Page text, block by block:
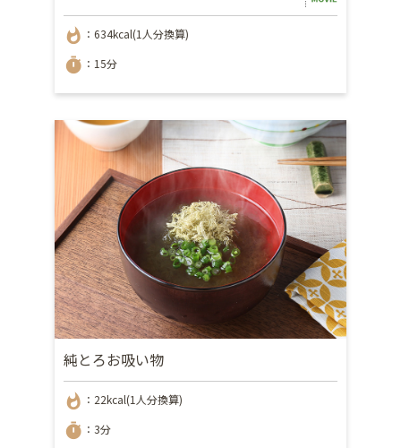
whatshot ：634kcal(1人分換算)
timer ：15分
純とろお吸い物
whatshot ：22kcal(1人分換算)
timer ：3分